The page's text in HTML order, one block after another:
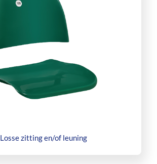
Losse zitting en/of leuning